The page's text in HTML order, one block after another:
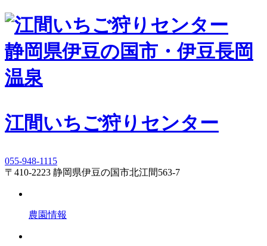
静岡県伊豆の国市・伊豆長岡
温泉
江間いちご狩りセンター
055-948-1115
〒410-2223 静岡県伊豆の国市北江間563-7
農園情報